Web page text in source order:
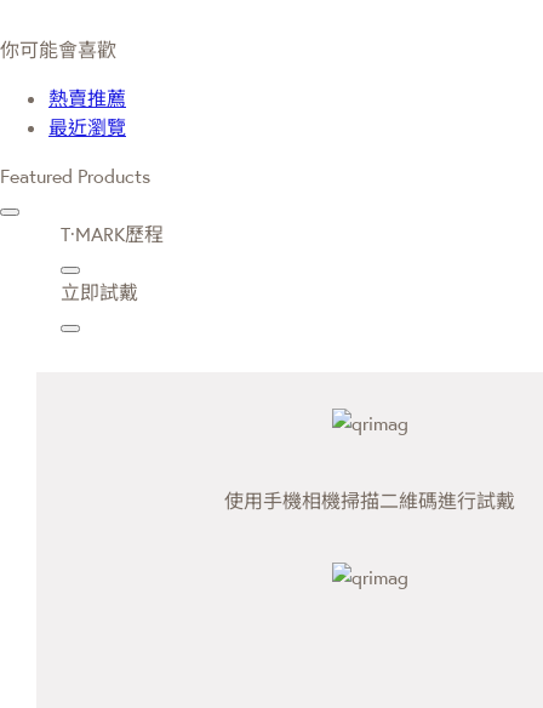
你可能會喜歡
熱賣推薦
最近瀏覽
Featured Products
T·MARK歷程
立即試戴
使用手機相機掃描二維碼進行試戴